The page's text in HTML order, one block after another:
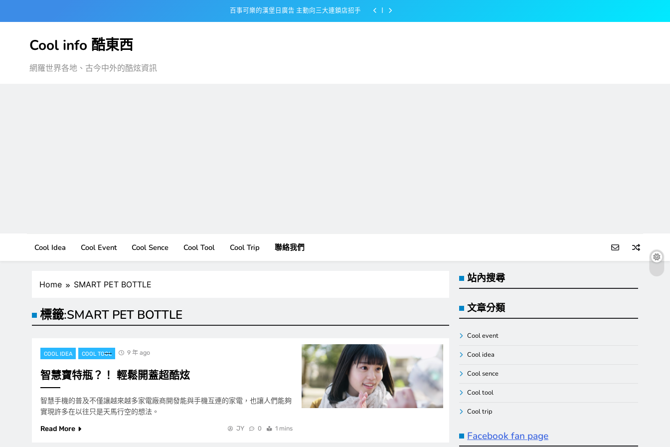
百事可樂的漢堡日廣告 主動向三大連鎖店招手
Cool info 酷東西
網羅世界各地、古今中外的酷炫資訊
Cool Idea Cool Event Cool Sence Cool Tool Cool Trip 聯絡我們
Home SMART PET BOTTLE
標籤:SMART PET BOTTLE
COOL IDEA COOL TOOL 9 年 ago
智慧寶特瓶？！ 輕鬆開蓋超酷炫
智慧手機的普及不僅讓越來越多家電廠商開發能與手機互連的家電，也讓人們能夠
實現許多在以往只是天馬行空的想法。
Read More
JY 0 1 mins
站內搜尋
文章分類
Cool event
Cool idea
Cool sence
Cool tool
Cool trip
Facebook fan page